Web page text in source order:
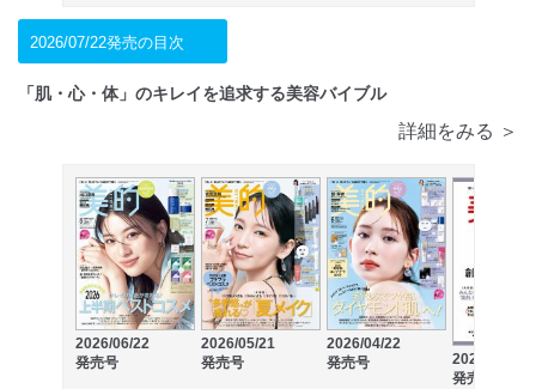
2026/07/22発売の目次
「肌・心・体」のキレイを追求する美容バイブル
詳細をみる ＞
2026/06/22
発売号
2026/05/21
発売号
2026/04/22
発売号
2026/03/21
発売号